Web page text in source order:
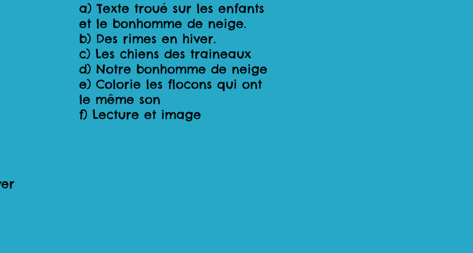
a) Texte troué sur les enfants
et le bonhomme de neige.
b) Des rimes en hiver.
c) Les chiens des traineaux
d) Notre bonhomme de neige
e) Colorie les flocons qui ont
le même son
f) Lecture et image